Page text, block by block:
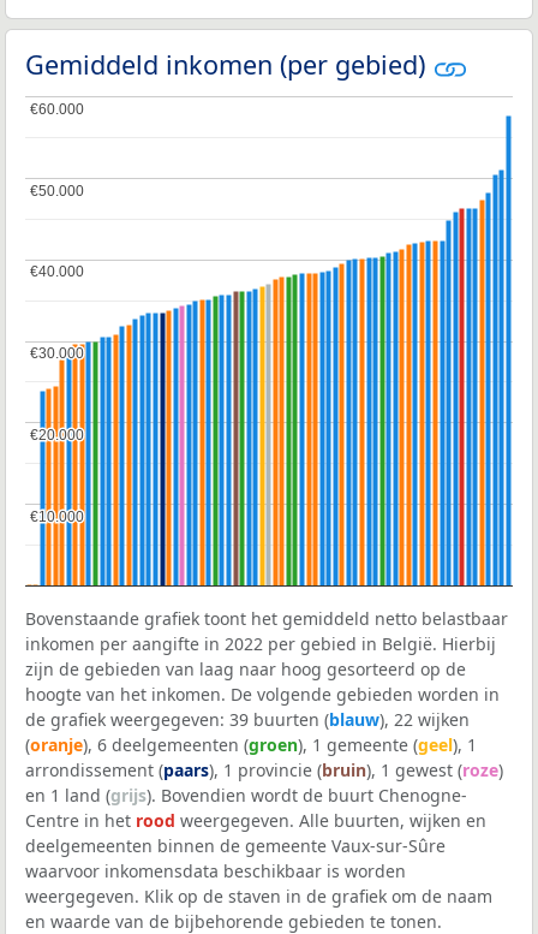
Gemiddeld inkomen (per gebied)
€10.000
€10.000
€20.000
€20.000
€30.000
€30.000
€40.000
€40.000
€50.000
€50.000
€60.000
€60.000
Bovenstaande grafiek toont het gemiddeld netto belastbaar
inkomen per aangifte in 2022 per gebied in België. Hierbij
zijn de gebieden van laag naar hoog gesorteerd op de
hoogte van het inkomen. De volgende gebieden worden in
de grafiek weergegeven: 39 buurten (blauw), 22 wijken
(oranje), 6 deelgemeenten (groen), 1 gemeente (geel), 1
arrondissement (paars), 1 provincie (bruin), 1 gewest (roze)
en 1 land (grijs). Bovendien wordt de buurt Chenogne-
Centre in het rood weergegeven. Alle buurten, wijken en
deelgemeenten binnen de gemeente Vaux-sur-Sûre
waarvoor inkomensdata beschikbaar is worden
weergegeven. Klik op de staven in de grafiek om de naam
en waarde van de bijbehorende gebieden te tonen.